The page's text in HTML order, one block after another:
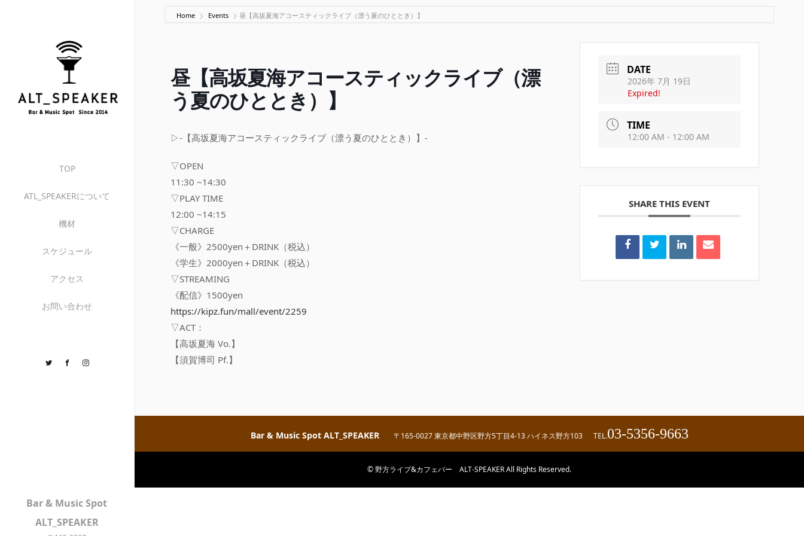
TOP
ATL_SPEAKERについて
機材
スケジュール
アクセス
お問い合わせ
TwitterFacebook
Bar & Music Spot
ALT_SPEAKER
Home Events 昼【高坂夏海アコースティックライブ（漂う夏のひととき）】
昼【高坂夏海アコースティックライブ（漂
う夏のひととき）】
▷-【高坂夏海アコースティックライブ（漂う夏のひととき）】-
▽OPEN
11:30 ~14:30
▽PLAY TIME
12:00 ~14:15
▽CHARGE
《一般》2500yen＋DRINK（税込）
《学生》2000yen＋DRINK（税込）
▽STREAMING
《配信》1500yen
https://kipz.fun/mall/event/2259
▽ACT：
【高坂夏海 Vo.】
【須賀博司 Pf.】
DATE
2026年 7月 19日
Expired!
TIME
12:00 AM - 12:00 AM
SHARE THIS EVENT
Bar & Music Spot ALT_SPEAKER 〒165-0027 東京都中野区野方5丁目4-13 ハイネス野方103 TEL.03-5356-9663
© 野方ライブ&カフェバー ALT-SPEAKER All Rights Reserved.